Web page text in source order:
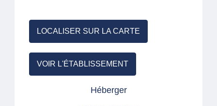
LOCALISER SUR LA CARTE
VOIR L'ÉTABLISSEMENT
Héberger